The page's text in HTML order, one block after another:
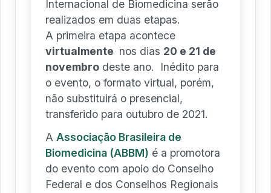
Internacional de Biomedicina serão
realizados em duas etapas.
A primeira etapa acontece
virtualmente nos dias 20 e 21 de
novembro deste ano. Inédito para
o evento, o formato virtual, porém,
não substituirá o presencial,
transferido para outubro de 2021.
A Associação Brasileira de
Biomedicina (ABBM) é a promotora
do evento com apoio do Conselho
Federal e dos Conselhos Regionais